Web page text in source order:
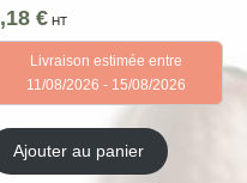
€ HT
Livraison estimée entre
11/08/2026 - 15/08/2026
Ajouter au panier